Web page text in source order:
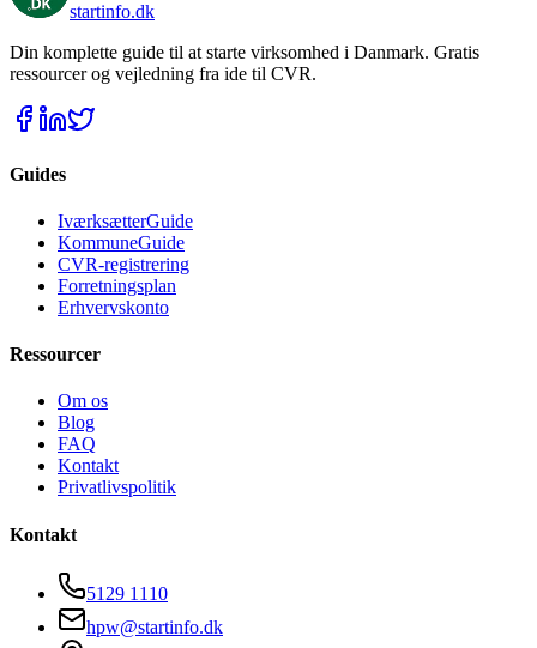
startinfo.dk
Din komplette guide til at starte virksomhed i Danmark. Gratis
ressourcer og vejledning fra ide til CVR.
Guides
IværksætterGuide
KommuneGuide
CVR-registrering
Forretningsplan
Erhvervskonto
Ressourcer
Om os
Blog
FAQ
Kontakt
Privatlivspolitik
Kontakt
5129 1110
hpw@startinfo.dk